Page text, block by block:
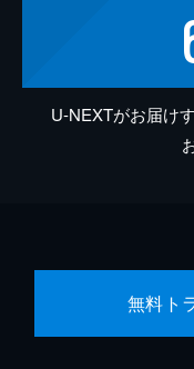
U-NEXTがお届け
無料ト